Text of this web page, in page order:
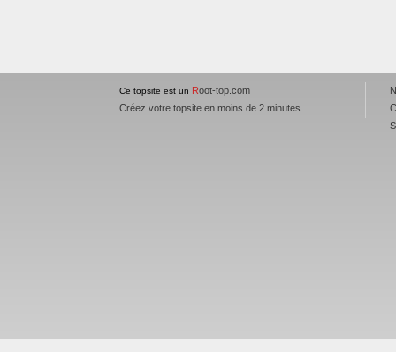
Ce topsite est un Root-top.com
Créez votre topsite en moins de 2 minutes